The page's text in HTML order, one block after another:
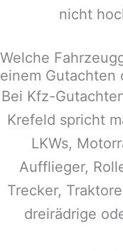
nicht
Welche
einem Gutachten
Bei Kfz-
Krefeld spricht
LKWs,
Aufflieger,
Trecker,
dreirädrige